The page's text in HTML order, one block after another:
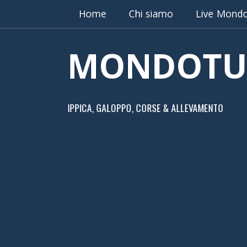
Home Chi siamo Live
IPPICA, GALOPPO, CORSE & ALLEVAMENTO